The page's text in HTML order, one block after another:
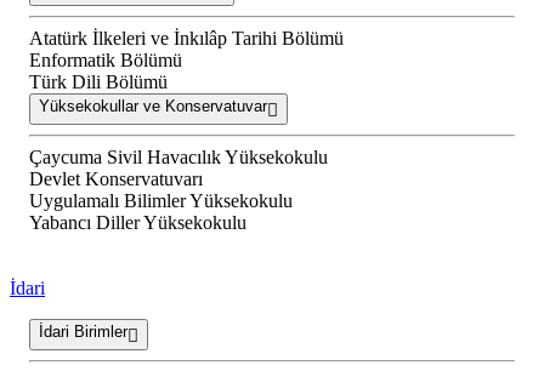
Atatürk İlkeleri ve İnkılâp Tarihi Bölümü
Enformatik Bölümü
Türk Dili Bölümü
Yüksekokullar ve Konservatuvar
Çaycuma Sivil Havacılık Yüksekokulu
Devlet Konservatuvarı
Uygulamalı Bilimler Yüksekokulu
Yabancı Diller Yüksekokulu
İdari
İdari Birimler